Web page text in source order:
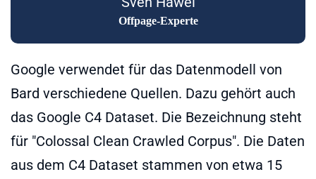
Offpage-Experte
Google verwendet für das Datenmodell von
Bard verschiedene Quellen. Dazu gehört auch
das Google C4 Dataset. Die Bezeichnung steht
für "Colossal Clean Crawled Corpus". Die Daten
aus dem C4 Dataset stammen von etwa 15